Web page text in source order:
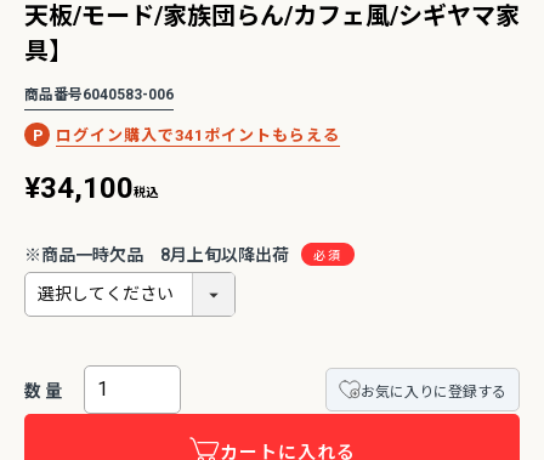
セラー】バルバーニ・ワークス
【国産・高品質の書斎家具】小島工芸・ア
天板/モード/家族団らん/カフェ風/シギヤマ家
具】
商品番号6040583-006
341
¥34,100税込
※商品一時欠品 8月上旬以降出荷
お気に入りに登録する
カートに入れる